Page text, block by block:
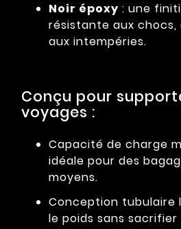
Noir époxy : une
résistante aux chocs,
aux intempéries.
Conçu pour
voyages :
Capacité de charge
idéale pour des
moyens.
Conception tubulaire
le poids sans sacrifier